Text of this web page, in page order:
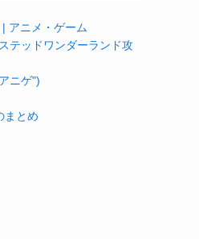
アニメ・ゲーム
テッドワンダーランド攻
ニゲ")
まとめ